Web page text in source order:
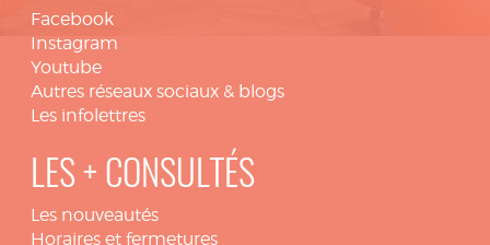
Facebook
Instagram
Youtube
Autres réseaux sociaux & blogs
Les infolettres
LES + CONSULTÉS
Les nouveautés
Horaires et fermetures